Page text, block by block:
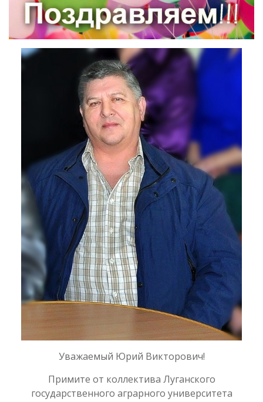
Уважаемый Юрий Викторович!
Примите от коллектива Луганского
государственного аграрного университета